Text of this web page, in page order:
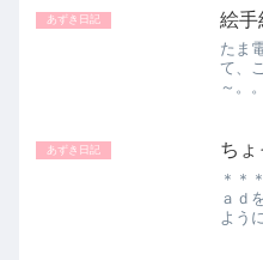
とか
日よ
あずき日記 絵手
たま
て、
～。
が あ
すれ
あずき日記 ちょ
＊＊
ａｄ
よう